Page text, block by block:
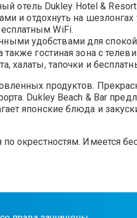
Dukley Hotel & Resort
и отдохнуть на
WiFi.
удобствами для
также гостиная зона с
халаты, тапочки и
продуктов.
Dukley Beach & Bar
японские блюда и
окрестностям. Имеется